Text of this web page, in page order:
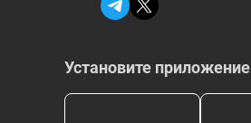
Установите приложение